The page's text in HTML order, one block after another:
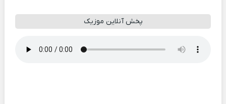
پخش آنلاین موزیک